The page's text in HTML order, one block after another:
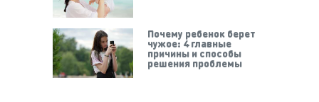
Почему ребенок берет
чужое: 4 главные
причины и способы
решения проблемы